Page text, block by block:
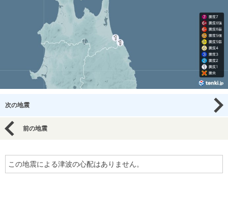
次の地震
前の地震
この地震による津波の心配はありません。